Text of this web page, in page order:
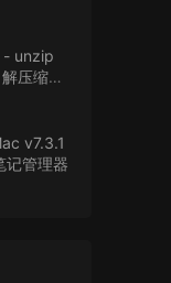
已经失
境下
果双系统
- unzip
压缩工
v7.3.1
记管理器